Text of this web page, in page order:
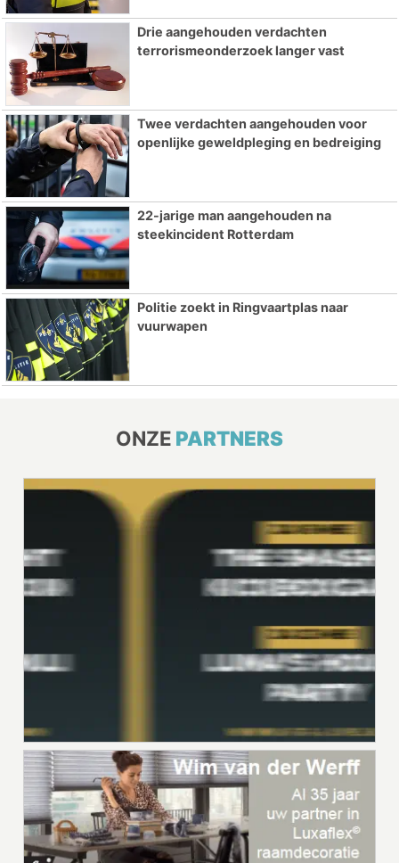
Drie aangehouden verdachten
terrorismeonderzoek langer vast
Twee verdachten aangehouden voor
openlijke geweldpleging en bedreiging
22-jarige man aangehouden na
steekincident Rotterdam
Politie zoekt in Ringvaartplas naar
vuurwapen
ONZE PARTNERS